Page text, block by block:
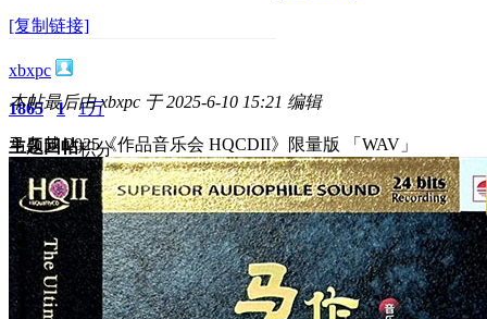
[复制链接]
xbxpc
1865
主题
1
回帖
1万
积分
积分
10117
2025-6-10 15:15:47 / 显示全部楼层 /阅读模式
1876 0
本帖最后由 xbxpc 于 2025-6-10 15:21 编辑
马久越.2025《作品音乐会 HQCDII》限量版 「WAV」